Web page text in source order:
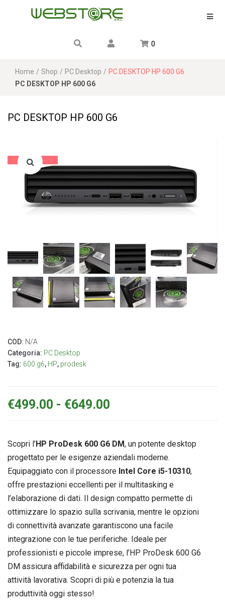
0
PC DESKTOP HP 600 G6
Home / Shop / PC Desktop / PC DESKTOP HP 600 G6
Sale!
PC DESKTOP HP 600 G6
COD: N/A
Categoria: PC Desktop
Tag: 600 g6, HP, prodesk
€499.00 - €649.00
Scopri l’HP ProDesk 600 G6 DM, un potente desktop
progettato per le esigenze aziendali moderne.
Equipaggiato con il processore Intel Core i5-10310,
offre prestazioni eccellenti per il multitasking e
l’elaborazione di dati. Il design compatto permette di
ottimizzare lo spazio sulla scrivania, mentre le opzioni
di connettività avanzate garantiscono una facile
integrazione con le tue periferiche. Ideale per
professionisti e piccole imprese, l’HP ProDesk 600 G6
DM assicura affidabilità e sicurezza per ogni tua
attività lavorativa. Scopri di più e potenzia la tua
produttività oggi stesso!